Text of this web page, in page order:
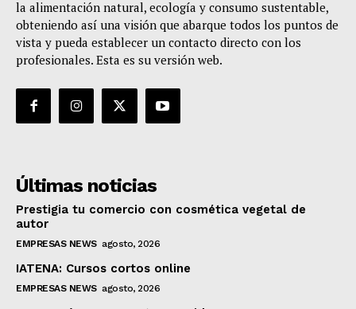
la alimentación natural, ecología y consumo sustentable,
obteniendo así una visión que abarque todos los puntos de
vista y pueda establecer un contacto directo con los
profesionales. Esta es su versión web.
Últimas noticias
Prestigia tu comercio con cosmética vegetal de
autor
EMPRESAS NEWS agosto, 2026
IATENA: Cursos cortos online
EMPRESAS NEWS agosto, 2026